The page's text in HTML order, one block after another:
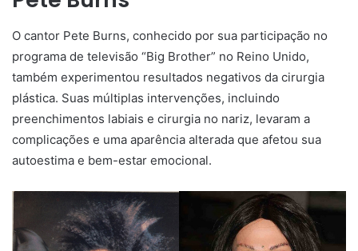
O cantor Pete Burns, conhecido por sua participação no
programa de televisão “Big Brother” no Reino Unido,
também experimentou resultados negativos da cirurgia
plástica. Suas múltiplas intervenções, incluindo
preenchimentos labiais e cirurgia no nariz, levaram a
complicações e uma aparência alterada que afetou sua
autoestima e bem-estar emocional.